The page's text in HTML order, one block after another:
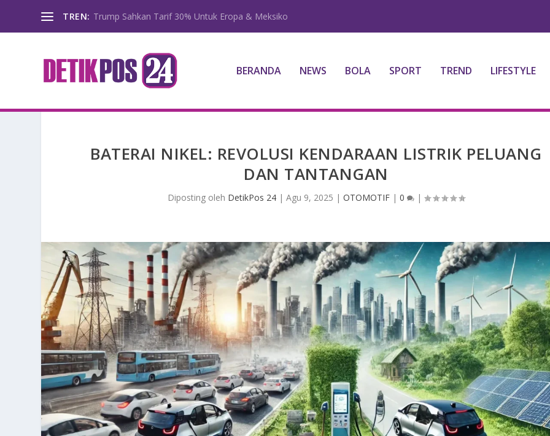
TREN: Trump Sahkan Tarif 30% Untuk Eropa & Meksiko
BERANDA NEWS BOLA SPORT TREND LIFESTYLE
BATERAI NIKEL: REVOLUSI KENDARAAN LISTRIK PELUANG
DAN TANTANGAN
Diposting oleh DetikPos 24| Agu 9, 2025 | OTOMOTIF| 0 |